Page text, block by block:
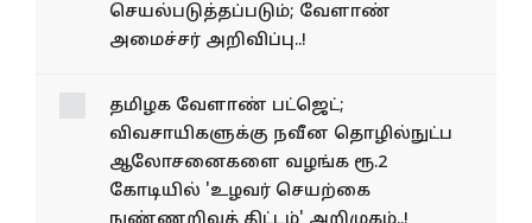
தமிழ்நாட்டில் 29 மாவட்டங்களில்
'தமிழ்நாடு குறுதானிய இயக்கம்'
அமைச்சர் அறிவிப்பு..!
தமிழக வேளாண் பட்​ஜெட்;
விவசாயிகளுக்கு நவீன தொழில்நுட்ப